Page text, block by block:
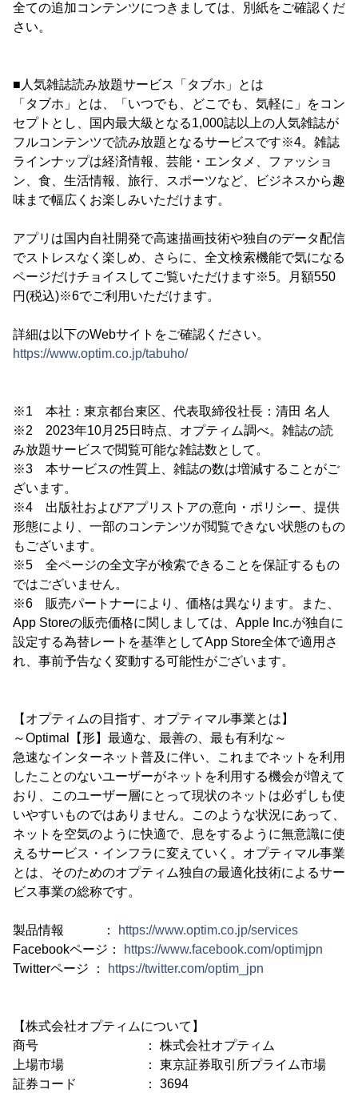
全ての追加コンテンツにつきましては、別紙をご確認くだ
さい。
■人気雑誌読み放題サービス「タブホ」とは
「タブホ」とは、「いつでも、どこでも、気軽に」をコン
セプトとし、国内最大級となる1,000誌以上の人気雑誌が
フルコンテンツで読み放題となるサービスです※4。雑誌
ラインナップは経済情報、芸能・エンタメ、ファッショ
ン、食、生活情報、旅行、スポーツなど、ビジネスから趣
味まで幅広くお楽しみいただけます。
アプリは国内自社開発で高速描画技術や独自のデータ配信
でストレスなく楽しめ、さらに、全文検索機能で気になる
ページだけチョイスしてご覧いただけます※5。月額550
円(税込)※6でご利用いただけます。
詳細は以下のWebサイトをご確認ください。
https://www.optim.co.jp/tabuho/
※1 本社：東京都台東区、代表取締役社長：清田 名人
※2 2023年10月25日時点、オプティム調べ。雑誌の読
み放題サービスで閲覧可能な雑誌数として。
※3 本サービスの性質上、雑誌の数は増減することがご
ざいます。
※4 出版社およびアプリストアの意向・ポリシー、提供
形態により、一部のコンテンツが閲覧できない状態のもの
もございます。
※5 全ページの全文字が検索できることを保証するもの
ではございません。
※6 販売パートナーにより、価格は異なります。また、
App Storeの販売価格に関しましては、Apple Inc.が独自に
設定する為替レートを基準としてApp Store全体で適用さ
れ、事前予告なく変動する可能性がございます。
【オプティムの目指す、オプティマル事業とは】
～Optimal【形】最適な、最善の、最も有利な～
急速なインターネット普及に伴い、これまでネットを利用
したことのないユーザーがネットを利用する機会が増えて
おり、このユーザー層にとって現状のネットは必ずしも使
いやすいものではありません。このような状況にあって、
ネットを空気のように快適で、息をするように無意識に使
えるサービス・インフラに変えていく。オプティマル事業
とは、そのためのオプティム独自の最適化技術によるサー
ビス事業の総称です。
製品情報 ：
https://www.optim.co.jp/services
Facebookページ：
https://www.facebook.com/optimjpn
Twitterページ ：
https://twitter.com/optim_jpn
【株式会社オプティムについて】
商号 ： 株式会社オプティム
上場市場 ： 東京証券取引所プライム市場
証券コード ： 3694